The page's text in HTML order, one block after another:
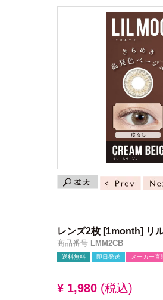
レンズ2枚 [1month] リ
商品番号 LMM2CB
送料無料 即日発送 メーカー直
¥ 1,980 税込